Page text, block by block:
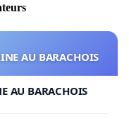
AU BARACHOIS
AU BARACHOIS